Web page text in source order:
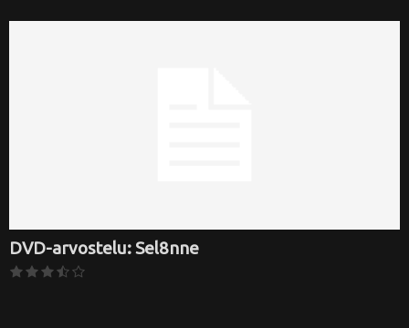
DVD-arvostelu: Sel8nne